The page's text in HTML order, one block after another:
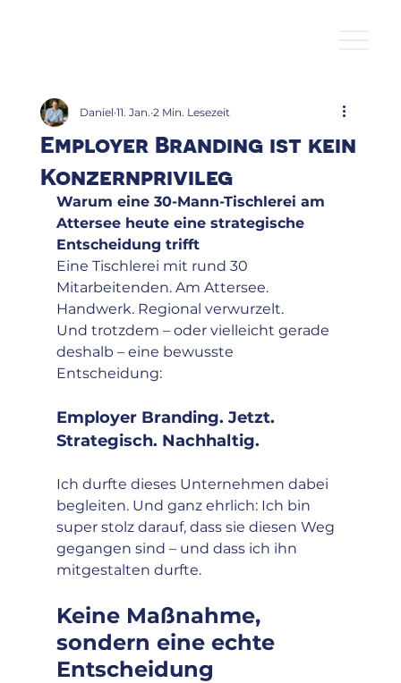
Employer Branding ist kein
Konzernprivileg
Daniel 11. Jan. 2 Min. Lesezeit
Warum eine 30-Mann-Tischlerei am
Attersee heute eine strategische
Entscheidung trifft
Eine Tischlerei mit rund 30
Mitarbeitenden. Am Attersee.
Handwerk. Regional verwurzelt.
Und trotzdem – oder vielleicht gerade
deshalb – eine bewusste
Entscheidung:
Employer Branding. Jetzt.
Strategisch. Nachhaltig.
Ich durfte dieses Unternehmen dabei
begleiten. Und ganz ehrlich: Ich bin
super stolz darauf, dass sie diesen Weg
gegangen sind – und dass ich ihn
mitgestalten durfte.
Keine Maßnahme,
sondern eine echte
Entscheidung